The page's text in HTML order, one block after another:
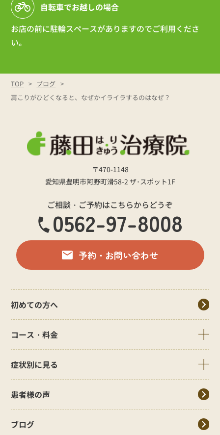
自転車でお越しの場合
お店の前に駐輪スペースがありますのでご利用くださ
い。
TOP
ブログ
肩こりがひどくなると、なぜかイライラするのはなぜ？
〒470-1148
愛知県豊明市阿野町滑58-2 ザ･スポット1F
ご相談・ご予約はこちらからどうぞ
0562-97-8008
予約・お問い合わせ
初めての方へ
コース・料金
症状別に見る
患者様の声
ブログ